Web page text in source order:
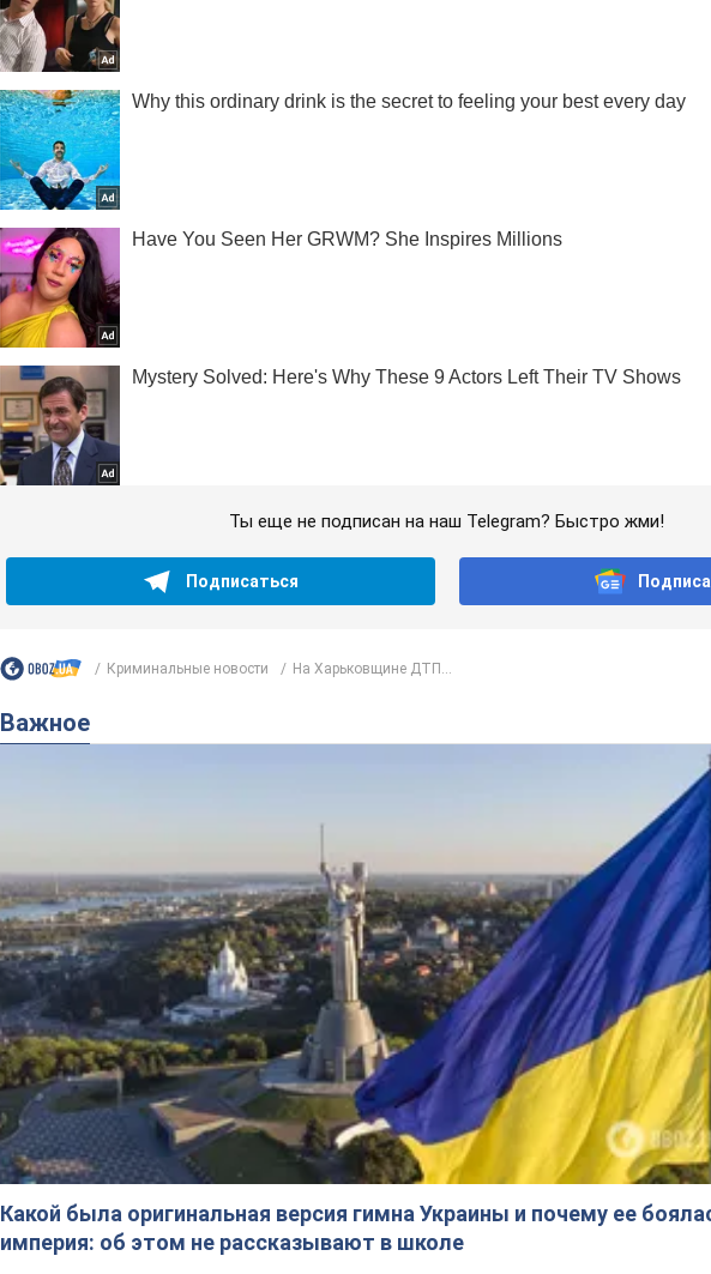
Ты еще не подписан на наш Telegram? Быстро жми!
Подписаться
Криминальные новости На Харьковщине ДТП...
Важное
Какой была оригинальная версия гимна Украины и почему ее
империя: об этом не рассказывают в школе